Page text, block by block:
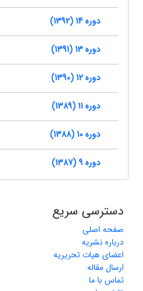
دوره 14 (1392)
دوره 13 (1391)
دوره 12 (1390)
دوره 11 (1389)
دوره 10 (1388)
دوره 9 (1387)
دسترسی سریع
صفحه اصلی
درباره نشریه
اعضای هیات تحریریه
ارسال مقاله
تماس با ما